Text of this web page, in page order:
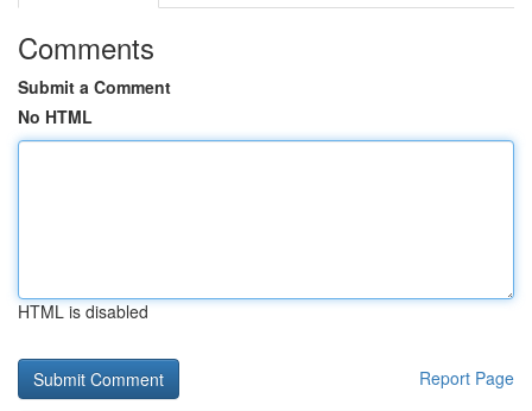
Comments
Submit a Comment
No HTML
HTML is disabled
Report Page